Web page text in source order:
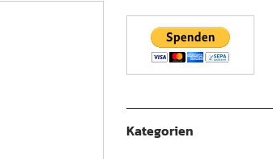
Kategorien